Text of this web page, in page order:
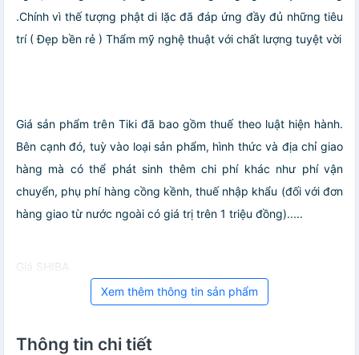
.Chính vì thế tượng phật di lặc đã đáp ứng đầy đủ những tiêu
trí ( Đẹp bền rẻ ) Thẩm mỹ nghệ thuật với chất lượng tuyệt vời
Giá sản phẩm trên Tiki đã bao gồm thuế theo luật hiện hành.
Bên cạnh đó, tuỳ vào loại sản phẩm, hình thức và địa chỉ giao
hàng mà có thể phát sinh thêm chi phí khác như phí vận
chuyển, phụ phí hàng cồng kềnh, thuế nhập khẩu (đối với đơn
hàng giao từ nước ngoài có giá trị trên 1 triệu đồng).....
Giá SHIBA
Xem thêm thông tin sản phẩm
Thông tin chi tiết